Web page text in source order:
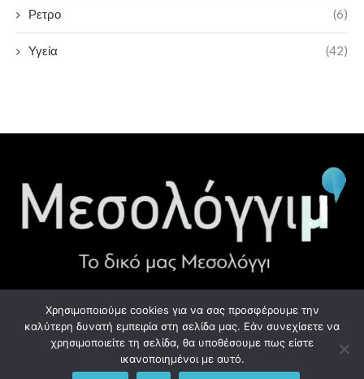
Ρετρο (6)
Υγεία (42)
ΧΡΉΣΙΜΑ LINK
Προσωπικά Δεδομένα - GDPR
Χρησιμοποιούμε cookies για να σας προσφέρουμε την
καλύτερη δυνατή εμπειρία στη σελίδα μας. Εάν συνεχίσετε να
χρησιμοποιείτε τη σελίδα, θα υποθέσουμε πως είστε
ικανοποιημένοι με αυτό.